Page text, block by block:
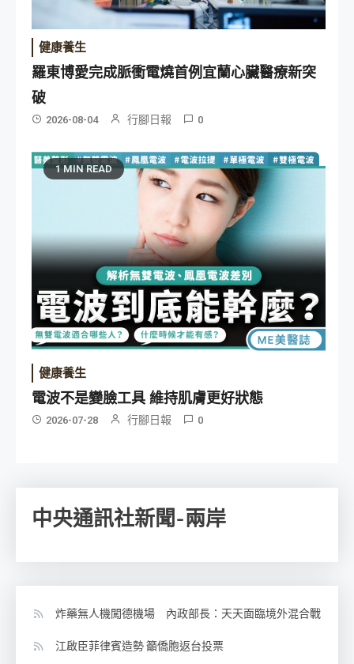
健康養生
羅東博愛完成脈衝電燒首例宜蘭心臟醫療新突
破
2026-08-04 行腳日報 0
1 MIN READ
健康養生
電波不是變臉工具 維持肌膚更好狀態
2026-07-28 行腳日報 0
中央通訊社新聞-兩岸
炸藥無人機闖德機場 內政部長：天天面臨境外混合戰
江啟臣菲律賓造勢 籲僑胞返台投票